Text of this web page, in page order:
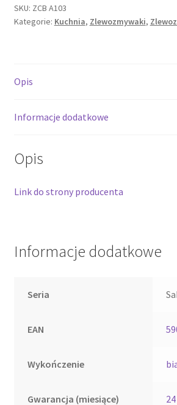
komorowy
SKU: ZCB A103
Kategorie: Kuchnia, Zlewozmywaki,
Opis
Informacje dodatkowe
Opis
Link do strony producenta
Informacje dodatkowe
Seria
EAN
Wykończenie
Gwarancja (miesiące) 24